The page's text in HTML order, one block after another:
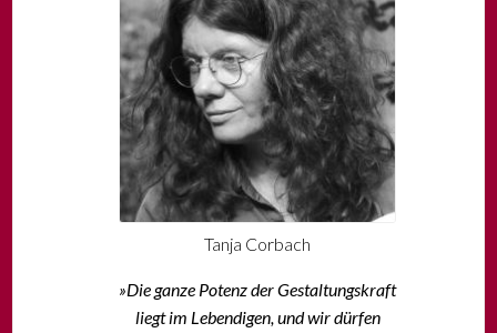
Tanja Corbach
»Die ganze Potenz der Gestaltungskraft
liegt im Lebendigen, und wir dürfen